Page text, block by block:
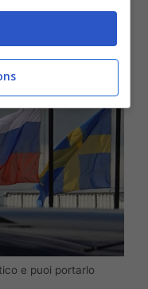
e puoi portarlo